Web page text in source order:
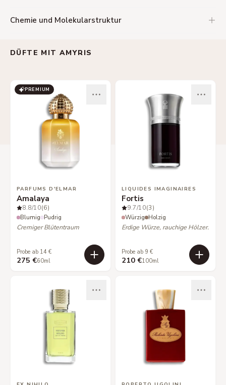
Chemie und Molekularstruktur
DÜFTE MIT AMYRIS
PREMIUM
PARFUMS D'ELMAR
Amalaya
8.8/10(6)
Blumig Pudrig
Cremiger Blütentraum
Probe ab 14 €
275 €60ml
LIQUIDES IMAGINAIRES
Fortis
9.7/10(3)
Würzig Holzig
Erdige Würze, rauchige Hölzer.
Probe ab 9 €
210 €100ml